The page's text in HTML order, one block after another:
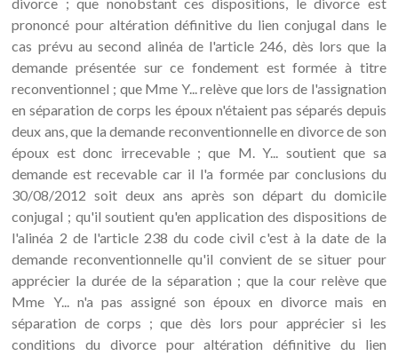
prononcé pour altération définitive du lien conjugal dans le
cas prévu au second alinéa de l'article 246, dès lors que la
demande présentée sur ce fondement est formée à titre
reconventionnel ; que Mme Y... relève que lors de l'assignation
en séparation de corps les époux n'étaient pas séparés depuis
deux ans, que la demande reconventionnelle en divorce de son
époux est donc irrecevable ; que M. Y... soutient que sa
demande est recevable car il l'a formée par conclusions du
30/08/2012 soit deux ans après son départ du domicile
conjugal ; qu'il soutient qu'en application des dispositions de
l'alinéa 2 de l'article 238 du code civil c'est à la date de la
demande reconventionnelle qu'il convient de se situer pour
apprécier la durée de la séparation ; que la cour relève que
Mme Y... n'a pas assigné son époux en divorce mais en
séparation de corps ; que dès lors pour apprécier si les
conditions du divorce pour altération définitive du lien